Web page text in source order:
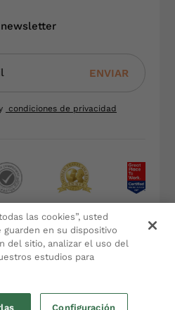
ENVIAR
condiciones de privacidad
las cookies”, usted
en su dispositivo
del sitio, analizar el uso del
estudios para
Configuración